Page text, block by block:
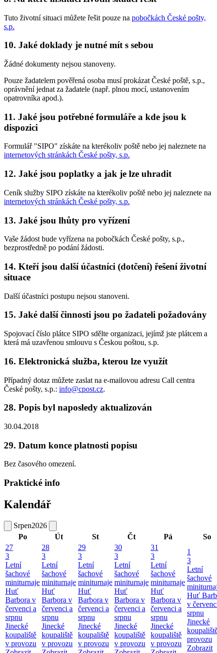
Tuto životní situaci můžete řešit pouze na pobočkách České pošty,
s.p.
10. Jaké doklady je nutné mít s sebou
Žádné dokumenty nejsou stanoveny.
Pouze žadatelem pověřená osoba musí prokázat České poště, s.p.,
oprávnění jednat za žadatele (např. plnou mocí, ustanovením
opatrovníka apod.).
11. Jaké jsou potřebné formuláře a kde jsou k
dispozici
Formulář "SIPO" získáte na kterékoliv poště nebo jej naleznete na
internetových stránkách České pošty, s.p.
12. Jaké jsou poplatky a jak je lze uhradit
Ceník služby SIPO získáte na kterékoliv poště nebo jej naleznete na
internetových stránkách České pošty, s.p.
13. Jaké jsou lhůty pro vyřízení
Vaše žádost bude vyřízena na pobočkách České pošty, s.p.,
bezprostředně po podání žádosti.
14. Kteří jsou další účastníci (dotčení) řešení životní
situace
Další účastníci postupu nejsou stanoveni.
15. Jaké další činnosti jsou po žadateli požadovány
Spojovací číslo plátce SIPO sdělte organizaci, jejímž jste plátcem a
která má uzavřenou smlouvu s Českou poštou, s.p.
16. Elektronická služba, kterou lze využít
Případný dotaz můžete zaslat na e-mailovou adresu Call centra
České pošty, s.p.: info@cpost.cz.
28. Popis byl naposledy aktualizován
30.04.2018
29. Datum konce platnosti popisu
Bez časového omezení.
Praktické info
Kalendář
Srpen2026
Po
Út St Čt Pá
So
27
3
Letní
šachové
miniturnaje
Huť
Barbora v
červenci a
srpnu
Jinecké
koupaliště
v provozu
28
3
Letní
šachové
miniturnaje
Huť
Barbora v
červenci a
srpnu
Jinecké
koupaliště
v provozu
29
3
Letní
šachové
miniturnaje
Huť
Barbora v
červenci a
srpnu
Jinecké
koupaliště
v provozu
30
3
Letní
šachové
miniturnaje
Huť
Barbora v
červenci a
srpnu
Jinecké
koupaliště
v provozu
31
3
Letní
šachové
miniturnaje
Huť
Barbora v
červenci a
srpnu
Jinecké
koupaliště
v provozu
1
3
Letní
šachové
Huť
v
srpnu
Jinecké
provozu
Zobrazit